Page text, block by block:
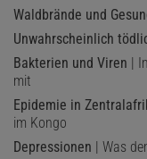
Waldbrände und
Unwahrscheinlich
Bakterien und Viren |
mit
Epidemie in
im Kongo
Depressionen | Was